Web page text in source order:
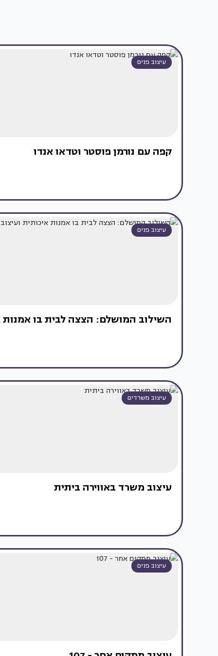
עיצוב פנים
קפה עם נורמן פוסטר וטדאו אנדו
עיצוב פנים
השילוב המושלם: הצצה לבית בו אמנות
עיצוב משרדים
עיצוב משרד באווירה ביתית
עיצוב פנים